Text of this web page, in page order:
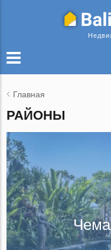
Главная
РАЙОНЫ